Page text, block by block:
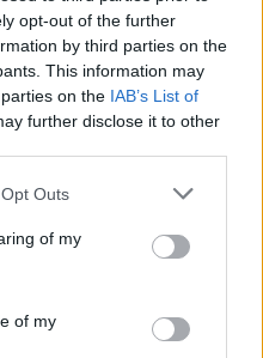
opt-out of the further
by third parties on the
This information may
on the IAB’s List of
further disclose it to other
uses one or more Google
You may click to
and its third-party tags to
purposes in below Google
Outs
of my
of my